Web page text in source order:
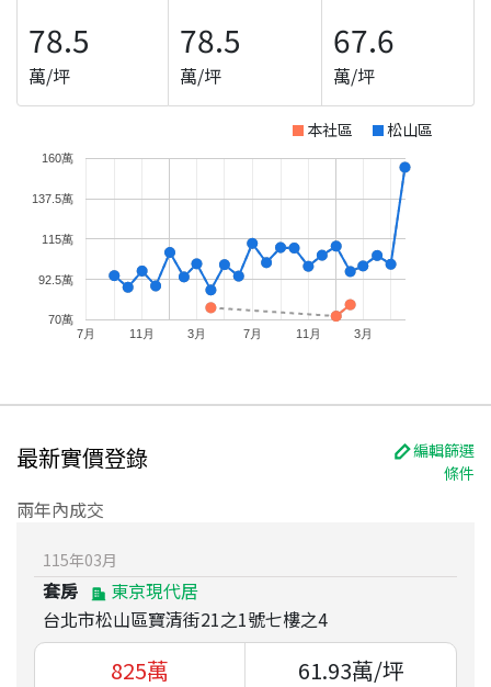
78.5
萬/坪
78.5
萬/坪
67.6
萬/坪
本社區 松山區
7月 11月 3月 7月 11月 3月
70萬
92.5萬
115萬
137.5萬
160萬
最新實價登錄
編輯篩選
條件
兩年內成交
115年03月
套房
東京現代居
台北市松山區寶清街21之1號七樓之4
825萬 61.93萬/坪